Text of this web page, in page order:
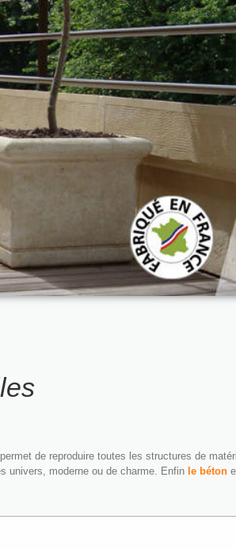
permet de reproduire toutes les structures de
univers, moderne ou de charme. Enfin le béton